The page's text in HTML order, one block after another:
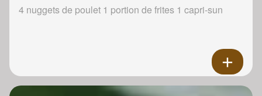
4 nuggets de poulet 1 portion de frites 1 capri-sun